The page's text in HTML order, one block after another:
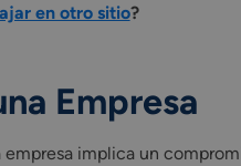
en otro sitio?
Empresa
implica un